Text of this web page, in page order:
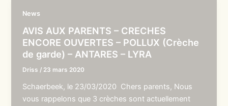
News
AVIS AUX PARENTS – CRECHES
ENCORE OUVERTES – POLLUX (Crèche
de garde) – ANTARES – LYRA
Driss / 23 mars 2020
Schaerbeek, le 23/03/2020 Chers parents, Nous
vous rappelons que 3 crèches sont actuellement